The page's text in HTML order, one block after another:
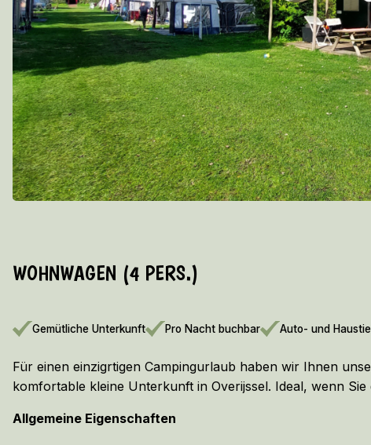
WOHNWAGEN (4 PERS.)
Gemütliche Unterkunft Pro Nacht buchbar Auto- und
Für einen einzigrtigen Campingurlaub haben wir Ihnen
komfortable kleine Unterkunft in Overijssel. Ideal, wenn
Allgemeine Eigenschaften